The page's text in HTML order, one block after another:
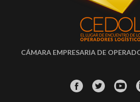
CÁMARA EMPRESARIA DE